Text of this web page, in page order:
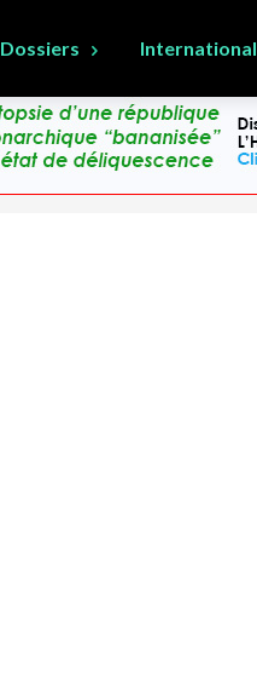
Dossiers International